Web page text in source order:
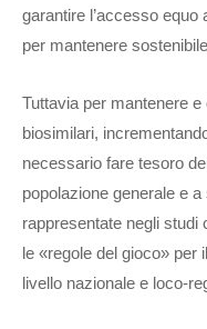
garantire l’accesso
per mantenere
Tuttavia per mantenere e
biosimilari,
necessario fare tesoro
popolazione generale e
rappresentate negli studi
le «regole del gioco» per
livello nazionale e loco-